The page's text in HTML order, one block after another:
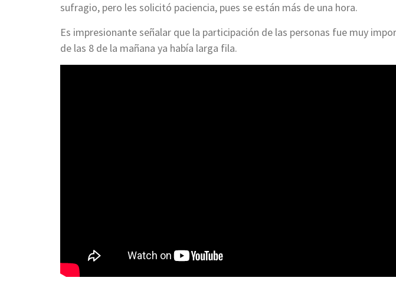
sufragio, pero les solicitó paciencia, pues se están más de una hora.
Es impresionante señalar que la participación de las personas fue muy
de las 8 de la mañana ya había larga fila.